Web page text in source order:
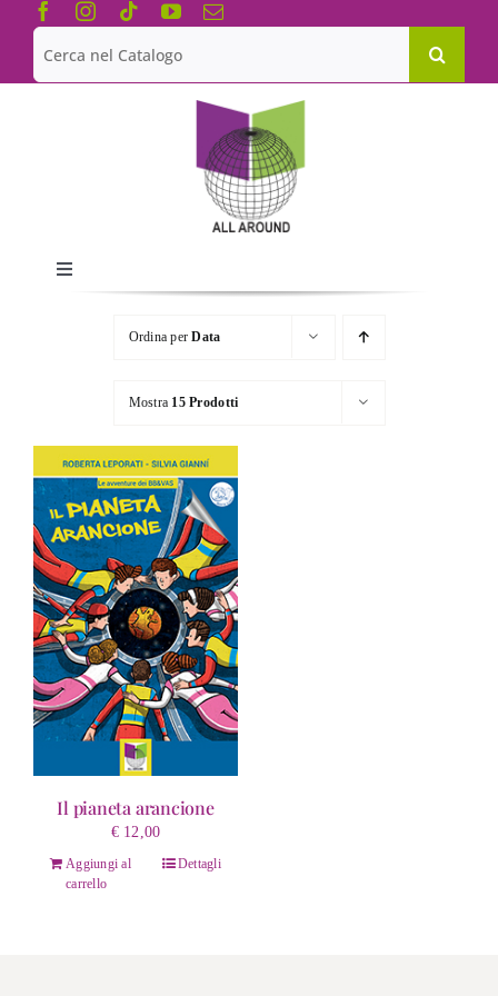
Salta
contenuto
Cerca
per:
Toggle
Navigation
Chi siamo
Le Collane
Catalogo
Ordina perData
Mostra 15 Prodotti
Il pianeta arancione
€12,00
Aggiungi al
carrello
Dettagli